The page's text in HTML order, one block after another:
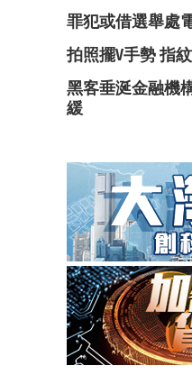
罪犯或借選舉處
拍照擺V手勢 指
黑客垂涎金融機
緩